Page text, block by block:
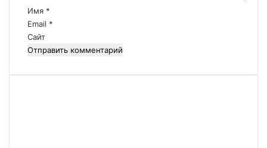
р
и
й
*
Имя *
Email *
Сайт